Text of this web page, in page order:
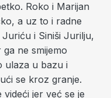
Roko i Marijan
a uz to i radne
i Siniši Jurilju,
ne smijemo
ulaza u bazu i
se kroz granje.
jer već se je